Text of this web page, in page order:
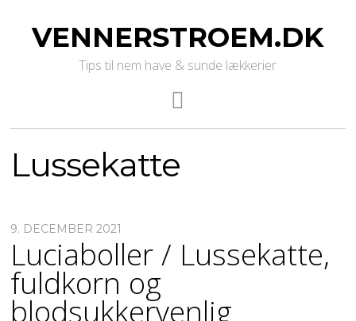
VENNERSTROEM.DK
Tips til nem have & sunde lækkerier
Lussekatte
9. DECEMBER 2021
Luciaboller / Lussekatte,
fuldkorn og
blodsukkervenlig